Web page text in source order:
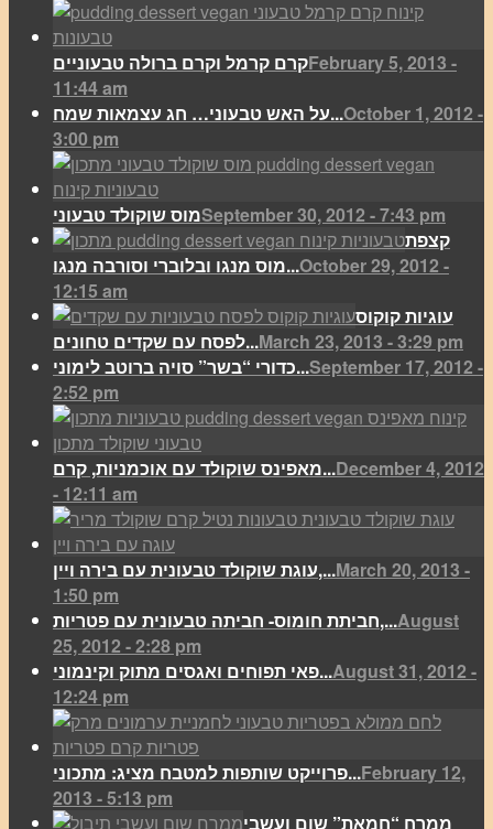
קרם קרמל וקרם ברולה טבעונייםFebruary 5, 2013 -
11:44 am
על האש טבעוני… חג עצמאות שמח...October 1, 2012 -
3:00 pm
מוס שוקולד טבעוניSeptember 30, 2012 - 7:43 pm
קצפת
מוס מנגו ובלוברי וסורבה מנגו...October 29, 2012 -
12:15 am
עוגיות קוקוס
לפסח עם שקדים טחונים...March 23, 2013 - 3:29 pm
כדורי “בשר” סויה ברוטב לימוני...September 17, 2012 -
2:52 pm
מאפינס שוקולד עם אוכמניות, קרם...December 4, 2012
- 12:11 am
עוגת שוקולד טבעונית עם בירה ויין,...March 20, 2013 -
1:50 pm
חביתת חומוס- חביתה טבעונית עם פטריות,...August
25, 2012 - 2:28 pm
פאי תפוחים ואגסים מתוק וקינמוני...August 31, 2012 -
12:24 pm
פרוייקט שותפות למטבח מציג: מתכוני...February 12,
2013 - 5:13 pm
ממרח “חמאת” שום ועשבי